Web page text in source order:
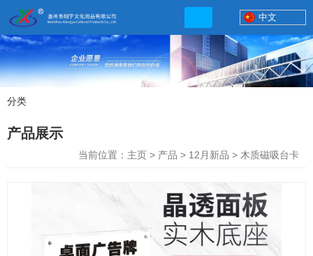
联系电话
网店地址:
中文
分类
产品展示
当前位置：主页 > 产品 > 12月新品 > 木质磁吸台卡